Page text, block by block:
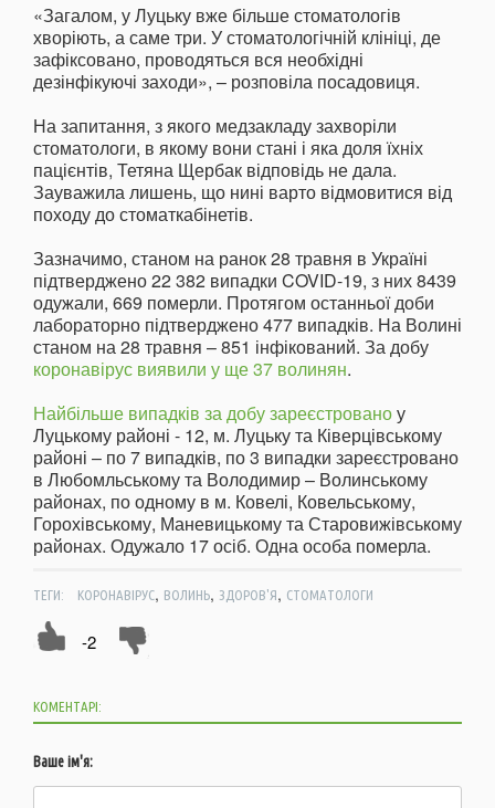
«Загалом, у Луцьку вже більше стоматологів
хворіють, а саме три. У стоматологічній клініці, де
зафіксовано, проводяться вся необхідні
дезінфікуючі заходи», – розповіла посадовиця.
На запитання, з якого медзакладу захворіли
стоматологи, в якому вони стані і яка доля їхніх
пацієнтів, Тетяна Щербак відповідь не дала.
Зауважила лишень, що нині варто відмовитися від
походу до стоматкабінетів.
Зазначимо, станом на ранок 28 травня в Україні
підтверджено 22 382 випадки COVID-19, з них 8439
одужали, 669 померли. Протягом останньої доби
лабораторно підтверджено 477 випадків. На Волині
станом на 28 травня – 851 інфікований. За добу
коронавірус виявили у ще 37 волинян.
Найбільше випадків за добу зареєстрованоу
Луцькому районі - 12, м. Луцьку та Ківерцівському
районі – по 7 випадків, по 3 випадки зареєстровано
в Любомльському та Володимир – Волинському
районах, по одному в м. Ковелі, Ковельському,
Горохівському, Маневицькому та Старовижівському
районах. Одужало 17 осіб. Одна особа померла.
ТЕГИ: КОРОНАВІРУС, ВОЛИНЬ, ЗДОРОВ'Я, СТОМАТОЛОГИ
-2
КОМЕНТАРІ:
Ваше ім'я: